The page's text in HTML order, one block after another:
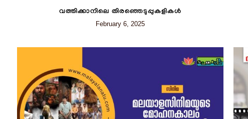
വത്തിക്കാനിലെ തിരഞ്ഞെടുപ്പുകളികള്‍
February 6, 2025